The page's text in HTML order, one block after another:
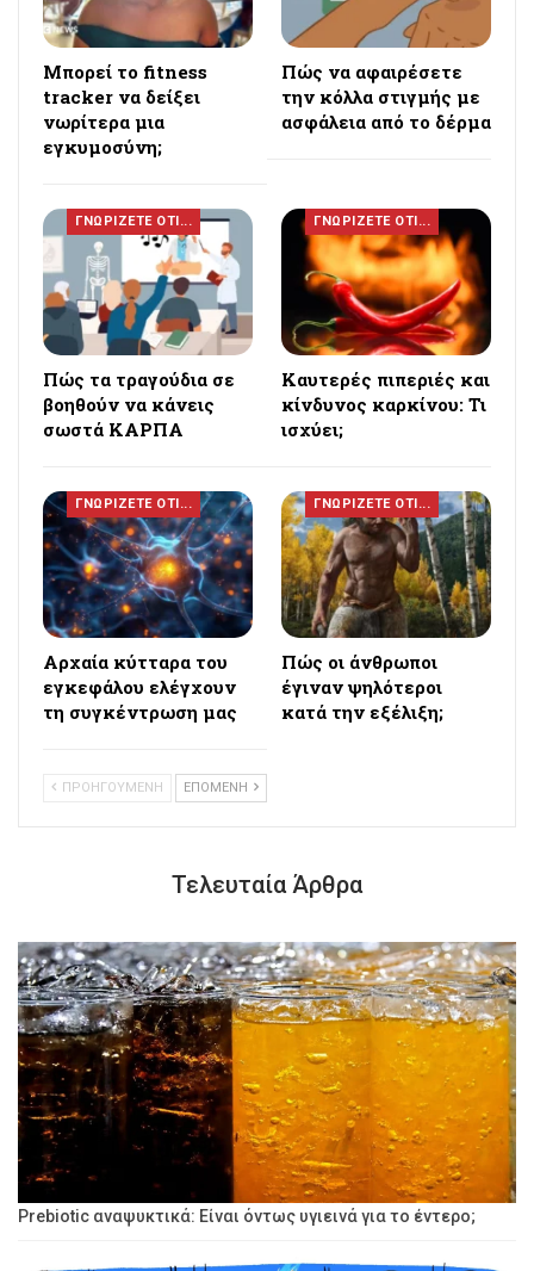
Μπορεί το fitness
tracker να δείξει
νωρίτερα μια
εγκυμοσύνη;
Πώς να αφαιρέσετε
την κόλλα στιγμής με
ασφάλεια από το δέρμα
ΓΝΩΡΙΖΕΤΕ ΟΤΙ...
Πώς τα τραγούδια σε
βοηθούν να κάνεις
σωστά ΚΑΡΠΑ
ΓΝΩΡΙΖΕΤΕ ΟΤΙ...
Καυτερές πιπεριές και
κίνδυνος καρκίνου: Τι
ισχύει;
ΓΝΩΡΙΖΕΤΕ ΟΤΙ...
Αρχαία κύτταρα του
εγκεφάλου ελέγχουν
τη συγκέντρωση μας
ΓΝΩΡΙΖΕΤΕ ΟΤΙ...
Πώς οι άνθρωποι
έγιναν ψηλότεροι
κατά την εξέλιξη;
ΠΡΟΗΓΟΥΜΕΝΗ ΕΠΟΜΕΝΗ
Τελευταία Άρθρα
Prebiotic αναψυκτικά: Είναι όντως υγιεινά για το έντερο;